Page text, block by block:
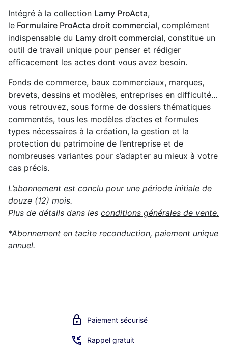
Intégré à la collection Lamy ProActa,
le Formulaire ProActa droit commercial, complément
indispensable du Lamy droit commercial, constitue un
outil de travail unique pour penser et rédiger
efficacement les actes dont vous avez besoin.
Fonds de commerce, baux commerciaux, marques,
brevets, dessins et modèles, entreprises en difficulté…
vous retrouvez, sous forme de dossiers thématiques
commentés, tous les modèles d’actes et formules
types nécessaires à la création, la gestion et la
protection du patrimoine de l’entreprise et de
nombreuses variantes pour s’adapter au mieux à votre
cas précis.
L’abonnement est conclu pour une période initiale de
douze (12) mois.
Plus de détails dans les conditions générales de vente.
*Abonnement en tacite reconduction, paiement unique
annuel.
Paiement sécurisé
Rappel gratuit